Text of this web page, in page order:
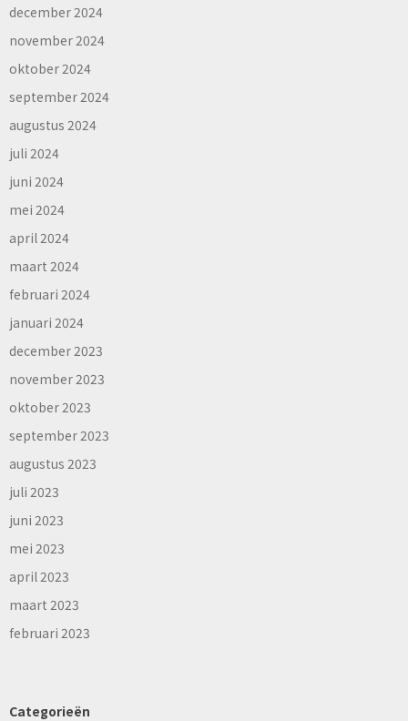
december 2024
november 2024
oktober 2024
september 2024
augustus 2024
juli 2024
juni 2024
mei 2024
april 2024
maart 2024
februari 2024
januari 2024
december 2023
november 2023
oktober 2023
september 2023
augustus 2023
juli 2023
juni 2023
mei 2023
april 2023
maart 2023
februari 2023
Categorieën